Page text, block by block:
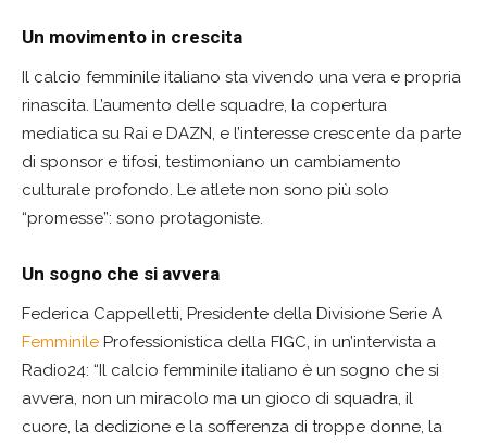
Un movimento in crescita
Il calcio femminile italiano sta vivendo una vera e propria
rinascita. L’aumento delle squadre, la copertura
mediatica su Rai e DAZN, e l’interesse crescente da parte
di sponsor e tifosi, testimoniano un cambiamento
culturale profondo. Le atlete non sono più solo
“promesse”: sono protagoniste.
Un sogno che si avvera
Federica Cappelletti, Presidente della Divisione Serie A
Femminile Professionistica della FIGC, in un’intervista a
Radio24: “Il calcio femminile italiano è un sogno che si
avvera, non un miracolo ma un gioco di squadra, il
cuore, la dedizione e la sofferenza di troppe donne, la